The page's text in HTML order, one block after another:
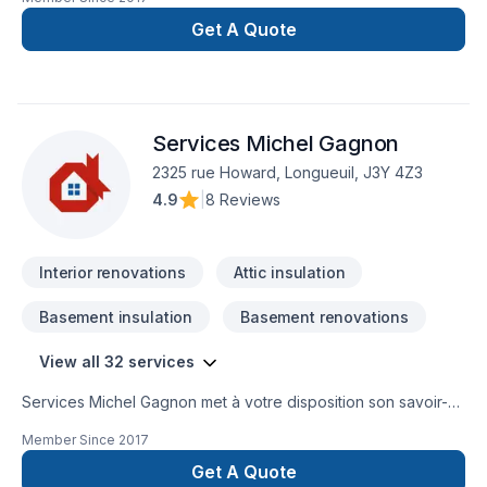
de réalisez vos travaux tout en restant à votre
écoute. Service personnalisé !Get A Quote
Services Michel Gagnon
2325 rue Howard, Longueuil, J3Y 4Z3
4.9
8 Reviews
Interior renovations Attic insulation
Basement insulation Basement renovations
View all 32 services
Services Michel Gagnon met à votre disposition son savoir-
Démolition, Escalier et rampe, Gypse, Insonorisation, Isolation,
Isolation entre-toît, Isolation mur, Isolation sous-sol, Margelle,
Member Since 2017
Get A Quote